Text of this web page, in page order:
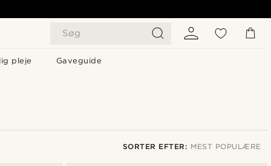
Søg
pleje Gaveguide
SORTER EFTER: MEST POPULÆRE